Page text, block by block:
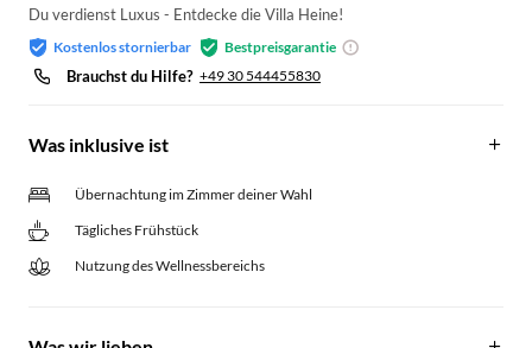
Du verdienst Luxus - Entdecke die Villa Heine!
Kostenlos stornierbar Bestpreisgarantie
Brauchst du Hilfe? +49 30 544455830
Was inklusive ist
Übernachtung im Zimmer deiner Wahl
Tägliches Frühstück
Nutzung des Wellnessbereichs